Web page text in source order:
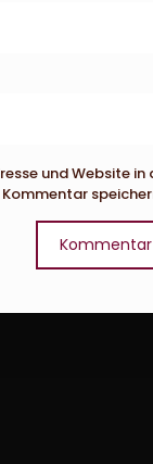
und Website in